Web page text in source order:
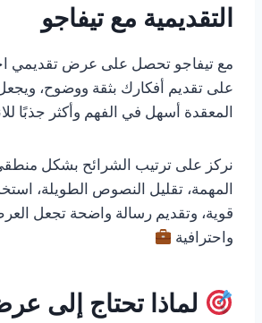
التقديمية مع تيفاجو
مع تيفاجو تحصل على عرض تقديمي
على تقديم أفكارك بثقة ووضوح،
المعقدة أسهل في الفهم وأكثر جذبًا
نركز على ترتيب الشرائح بشكل
المهمة، تقليل النصوص الطويلة،
قوية، وتقديم رسالة واضحة تجعل
واحترافية
لماذا تحتاج إلى